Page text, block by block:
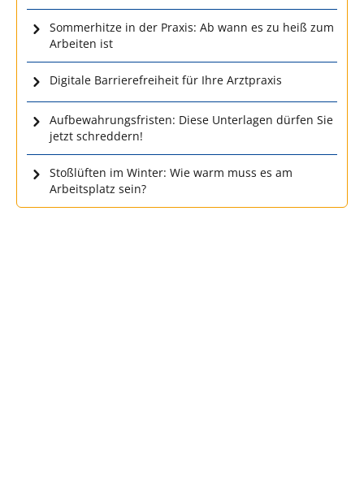
Sommerhitze in der Praxis: Ab wann es zu heiß zum
Arbeiten ist
Digitale Barrierefreiheit für Ihre Arztpraxis
Aufbewahrungsfristen: Diese Unterlagen dürfen Sie
jetzt schreddern!
Stoßlüften im Winter: Wie warm muss es am
Arbeitsplatz sein?